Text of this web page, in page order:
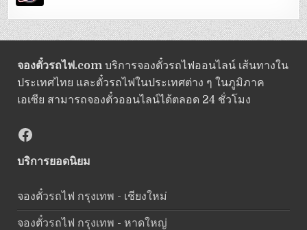
จองตั๋วรถไฟ.comบริการจองตั๋วรถไฟออนไลน์ เส้นทางใน
ประเทศไทย และตั๋วรถไฟในประเทศต่าง ๆ ในภูมิภาค
เอเซีย สามารถจองตั๋วออนไลน์ได้ตลอด 24 ชั่วโมง
Facebook
บริการยอดนิยม
จองตั๋วรถไฟ กรุงเทพ - เชียงใหม่
จองตั๋วรถไฟ กรุงเทพ - หาดใหญ่